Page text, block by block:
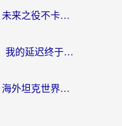
在欧洲怎么打绝地求生：未来之役不卡？留学生亲测的加速器避坑指南
人在美国玩BanG加速器，我的延迟终于绿了
海外玩坦克世界总卡顿？海外坦克世界加速器有哪些？实测好用的选择在这里